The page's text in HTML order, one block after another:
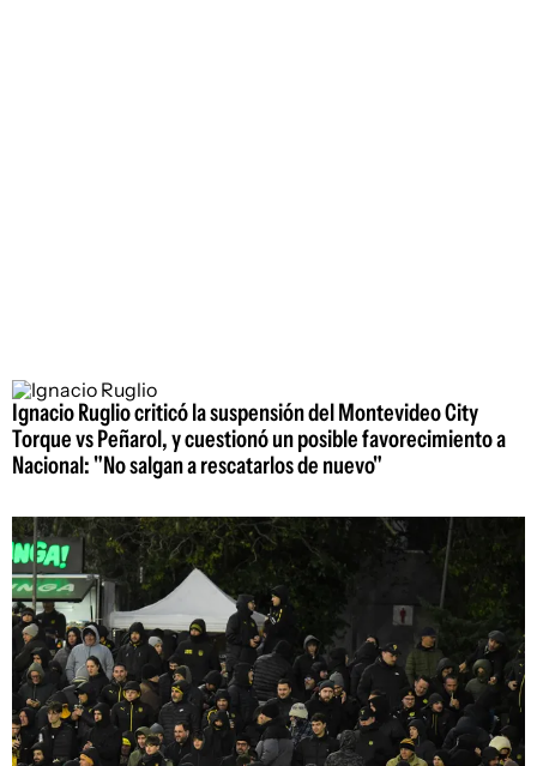
Ignacio Ruglio criticó la suspensión del Montevideo City
Torque vs Peñarol, y cuestionó un posible favorecimiento a
Nacional: "No salgan a rescatarlos de nuevo"